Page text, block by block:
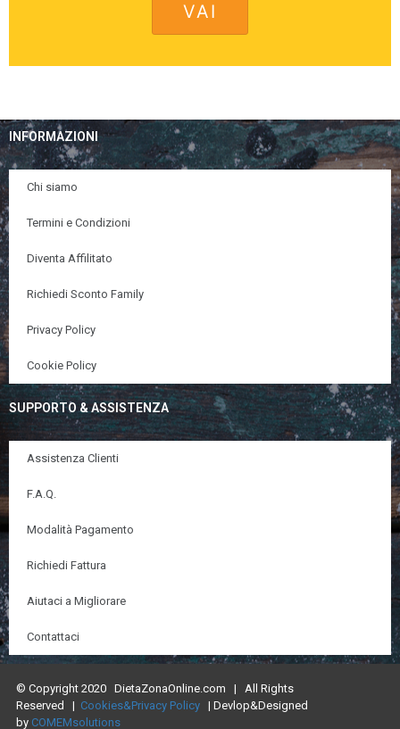
INFORMAZIONI
Chi siamo
Termini e Condizioni
Diventa Affilitato
Richiedi Sconto Family
Privacy Policy
Cookie Policy
SUPPORTO & ASSISTENZA
Assistenza Clienti
F.A.Q.
Modalità Pagamento
Richiedi Fattura
Aiutaci a Migliorare
Contattaci
© Copyright 2020 DietaZonaOnline.com | All Rights
Reserved | Cookies&Privacy Policy | Devlop&Designed
by COMEMsolutions